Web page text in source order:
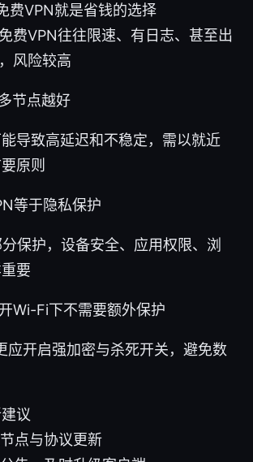
费VPN就是省钱的选择
费VPN往往限速、有日志、甚至出
风险较高
节点越好
导致高延迟和不稳定，需以就近
原则
等于隐私保护
保护，设备安全、应用权限、浏
要
Wi-Fi下不需要额外保护
应开启强加密与杀死开关，避免数
议
点与协议更新